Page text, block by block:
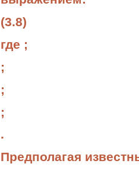
(3.8)
где ;
;
;
;
.
Предполагая